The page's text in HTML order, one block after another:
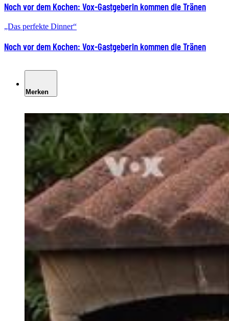
Noch vor dem Kochen: Vox-Gastgeberin kommen die Tränen
„Das perfekte Dinner“
Noch vor dem Kochen: Vox-Gastgeberin kommen die Tränen
Merken